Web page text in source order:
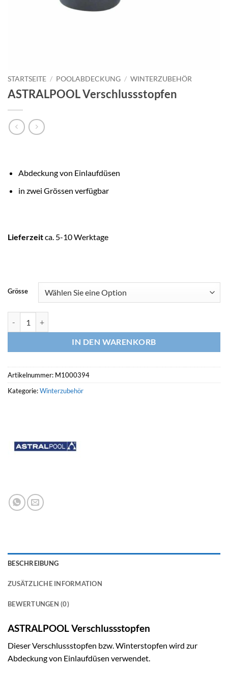
STARTSEITE / POOLABDECKUNG / WINTERZUBEHÖR
ASTRALPOOL Verschlussstopfen
Abdeckung von Einlaufdüsen
in zwei Grössen verfügbar
Lieferzeitca. 5-10 Werktage
Grösse
IN DEN WARENKORB
Artikelnummer: M1000394
Kategorie:Winterzubehör
BESCHREIBUNG
ZUSÄTZLICHE INFORMATION
BEWERTUNGEN (0)
ASTRALPOOL Verschlussstopfen
Dieser Verschlussstopfen bzw. Winterstopfen wird zur
Abdeckung von Einlaufdüsen verwendet.